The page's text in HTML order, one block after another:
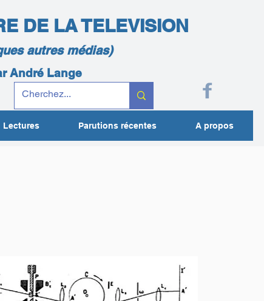
DE LA TELEVISION
autres médias)
André Lange
Lectures Parutions récentes A propos